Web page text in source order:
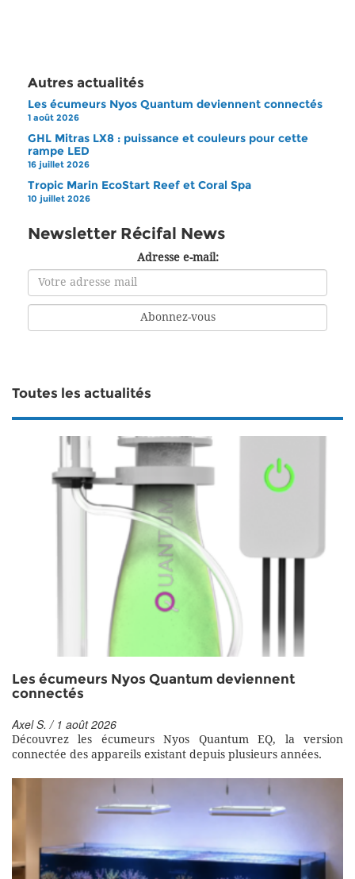
Autres actualités
Les écumeurs Nyos Quantum deviennent connectés
1 août 2026
GHL Mitras LX8 : puissance et couleurs pour cette
rampe LED
16 juillet 2026
Tropic Marin EcoStart Reef et Coral Spa
10 juillet 2026
Newsletter Récifal News
Adresse e-mail:
Toutes les actualités
Les écumeurs Nyos Quantum deviennent
connectés
Axel S. / 1 août 2026
Découvrez les écumeurs Nyos Quantum EQ, la version
connectée des appareils existant depuis plusieurs années.